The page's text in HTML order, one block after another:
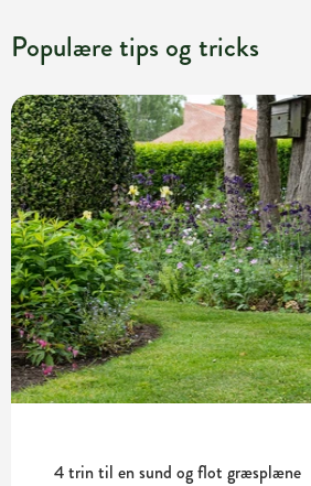
Populære tips og tricks
4 trin til en sund og flot græsplæne